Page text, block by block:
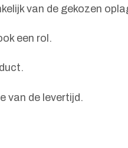
van de gekozen
een rol.
van de levertijd.